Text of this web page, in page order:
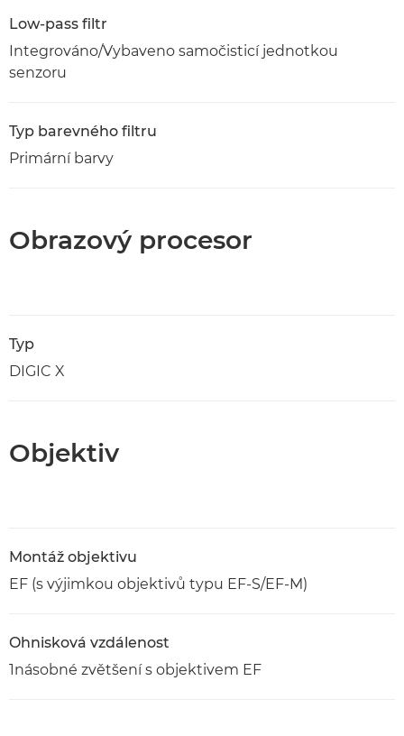
Low-pass filtr
Integrováno/Vybaveno samočisticí jednotkou
senzoru
Typ barevného filtru
Primární barvy
Obrazový procesor
Typ
DIGIC X
Objektiv
Montáž objektivu
EF (s výjimkou objektivů typu EF-S/EF-M)
Ohnisková vzdálenost
1násobné zvětšení s objektivem EF